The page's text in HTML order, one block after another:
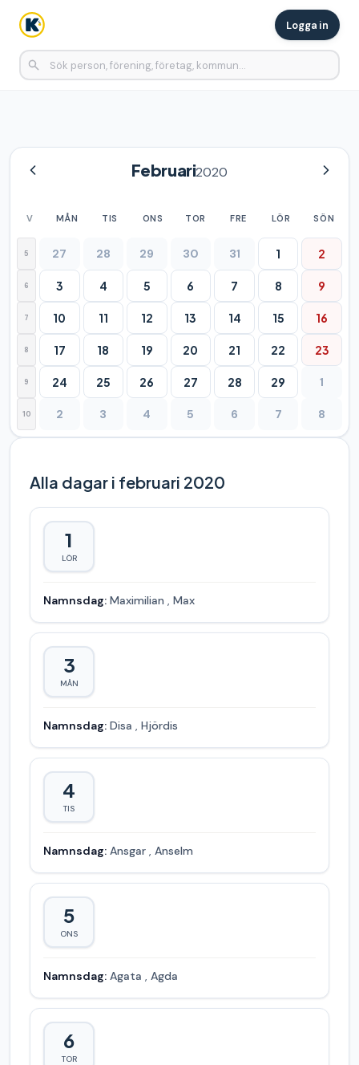
Logga in
Februari2020
V MÅN TIS ONS TOR FRE LÖR SÖN
5 27 28 29 30 31 1 2
6 3 4 5 6 7 8 9
7 10 11 12 13 14 15 16
8 17 18 19 20 21 22 23
9 24 25 26 27 28 29 1
10 2 3 4 5 6 7 8
Alla dagar i februari 2020
1
LÖR
Namnsdag: Maximilian , Max
3
MÅN
Namnsdag: Disa , Hjördis
4
TIS
Namnsdag: Ansgar , Anselm
5
ONS
Namnsdag: Agata , Agda
6
TOR